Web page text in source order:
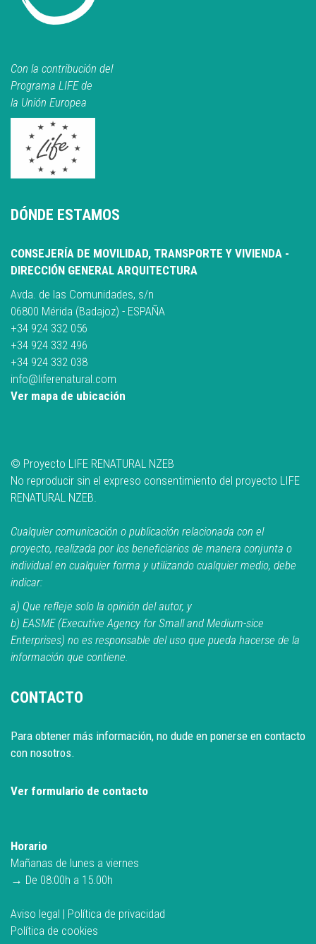
Con la contribución del
Programa LIFE de
la Unión Europea
DÓNDE ESTAMOS
CONSEJERÍA DE MOVILIDAD, TRANSPORTE Y VIVIENDA -
DIRECCIÓN GENERAL ARQUITECTURA
Avda. de las Comunidades, s/n
06800 Mérida (Badajoz) - ESPAÑA
+34 924 332 056
+34 924 332 496
+34 924 332 038
info@liferenatural.com
Ver mapa de ubicación
© Proyecto LIFE RENATURAL NZEB
No reproducir sin el expreso consentimiento del proyecto LIFE
RENATURAL NZEB.
Cualquier comunicación o publicación relacionada con el
proyecto, realizada por los beneficiarios de manera conjunta o
individual en cualquier forma y utilizando cualquier medio, debe
indicar:
a) Que refleje solo la opinión del autor, y
b) EASME (Executive Agency for Small and Medium-sice
Enterprises) no es responsable del uso que pueda hacerse de la
información que contiene.
CONTACTO
Para obtener más información, no dude en ponerse en contacto
con nosotros.
Ver formulario de contacto
Horario
Mañanas de lunes a viernes
→ De 08:00h a 15.00h
Aviso legal | Política de privacidad
Política de cookies